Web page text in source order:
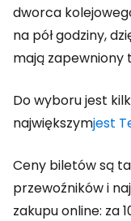
dworca
na pół godziny,
mają zapewniony
Do wyboru jest
największymjest
Ceny biletów są
przewoźników i
zakupu online: za